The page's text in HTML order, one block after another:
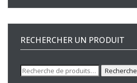
RECHERCHER UN PRODUIT
Recherche
pour :
Recherche